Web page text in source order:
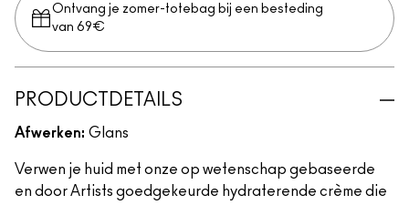
Ontvang je zomer-totebag bij een besteding
van 69€
PRODUCTDETAILS
Afwerken: Glans
Verwen je huid met onze op wetenschap gebaseerde
en door Artists goedgekeurde hydraterende crème die